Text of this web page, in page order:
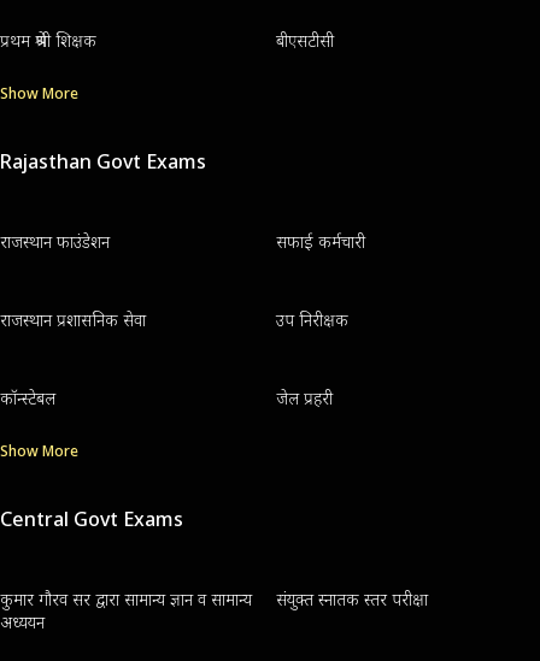
प्रथम श्रेणी शिक्षक बीएसटीसी
Show More
Rajasthan Govt Exams
राजस्थान फाउंडेशन सफाई कर्मचारी
राजस्थान प्रशासनिक सेवा उप निरीक्षक
कॉन्स्टेबल जेल प्रहरी
Show More
Central Govt Exams
कुमार गौरव सर द्वारा सामान्य ज्ञान व सामान्य
अध्ययन
संयुक्त स्नातक स्तर परीक्षा